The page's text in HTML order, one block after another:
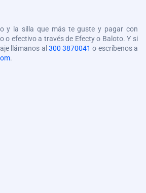
y la silla que más te guste y pagar con
o efectivo a través de Efecty o Baloto. Y si
llámanos al 300 3870041 o escríbenos a
.